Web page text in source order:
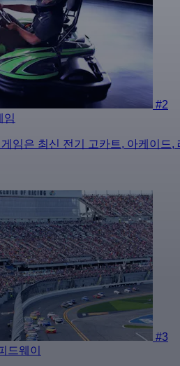
#2
임
임은 최신 전기 고카트, 아케이
#3
드웨이